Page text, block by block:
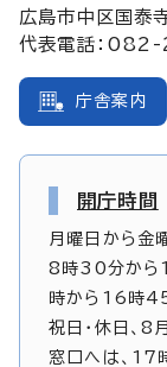
広島市中区国泰
代表電話：
庁舎案内
開庁時間
月曜日から金
8時30分から
時から16時45
祝日・休日、
窓口へは、17